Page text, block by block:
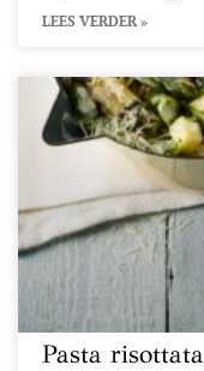
LEES VERDER »
Pasta risottata